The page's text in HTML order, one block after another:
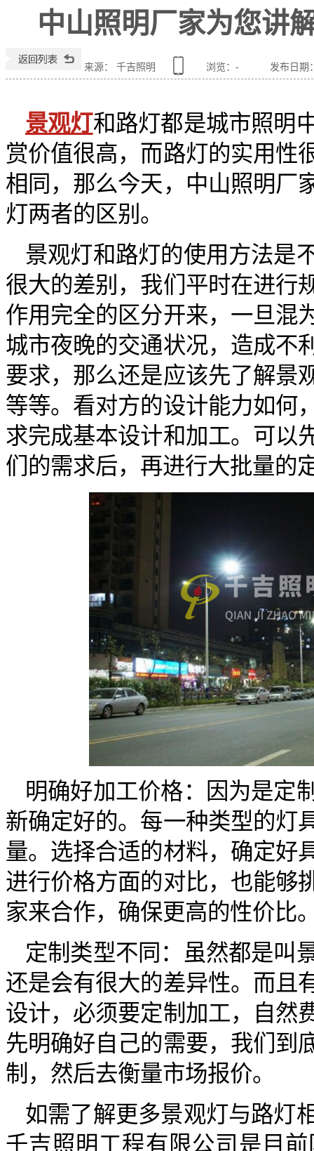
中山照明厂家为您讲
来源： 千吉照明 浏览： - 发布日期
景观灯和路灯都是城市照明
赏价值很高，而路灯的实用性
相同，那么今天，中山照明
灯两者的区别。
景观灯和路灯的使用方法是
很大的差别，我们平时在进行
作用完全的区分开来，一旦混
城市夜晚的交通状况，造成不
要求，那么还是应该先了解景
等等。看对方的设计能力如何
求完成基本设计和加工。可以
们的需求后，再进行大批量的
明确好加工价格：因为是定
新确定好的。每一种类型的灯
量。选择合适的材料，确定好
进行价格方面的对比，也能够
家来合作，确保更高的性价比
定制类型不同：虽然都是叫
还是会有很大的差异性。而且
设计，必须要定制加工，自然
先明确好自己的需要，我们到
制，然后去衡量市场报价。
如需了解更多景观灯与路灯
千吉照明工程有限公司是目